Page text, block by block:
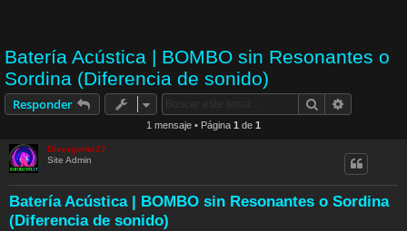
Batería Acústica | BOMBO sin Resonantes o
Sordina (Diferencia de sonido)
Responder Buscar
1 mensaje • Página 1 de 1
Divergente27
Site Admin
Batería Acústica | BOMBO sin Resonantes o Sordina
(Diferencia de sonido)